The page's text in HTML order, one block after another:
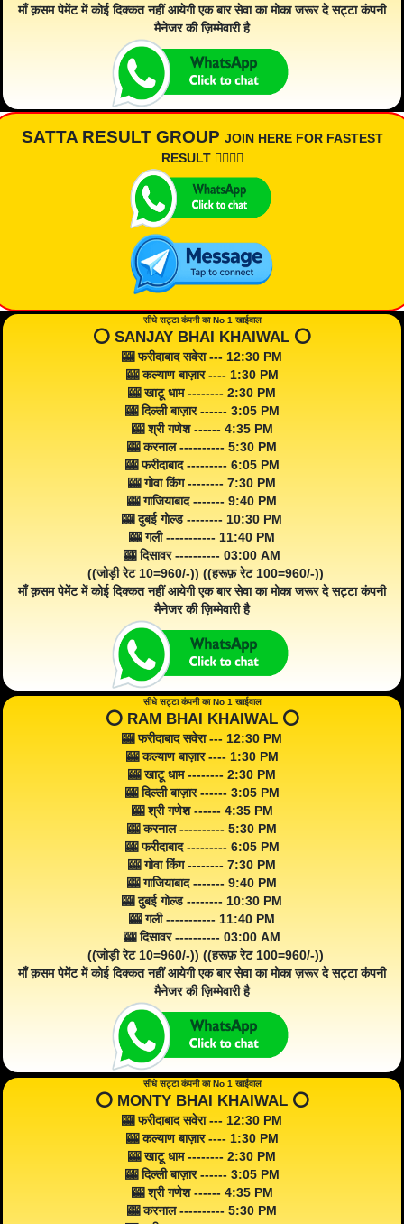
माँ क़सम पेमेंट में कोई दिक्कत नहीं आयेगी एक बार सेवा का मोका जरूर दे सट्टा कंपनी
मैनेजर की ज़िम्मेवारी है
SATTA RESULT GROUP JOIN HERE FOR FASTEST
RESULT 👇🏾👇🏾
सीधे सट्टा कंपनी का No 1 खाईवाल
⭕️ SANJAY BHAI KHAIWAL ⭕️
🎰 फरीदाबाद सवेरा --- 12:30 PM
🎰 कल्याण बाज़ार ---- 1:30 PM
🎰 खाटू धाम -------- 2:30 PM
🎰 दिल्ली बाज़ार ------ 3:05 PM
🎰 श्री गणेश ------ 4:35 PM
🎰 करनाल ---------- 5:30 PM
🎰 फरीदाबाद --------- 6:05 PM
🎰 गोवा किंग -------- 7:30 PM
🎰 गाजियाबाद ------- 9:40 PM
🎰 दुबई गोल्ड -------- 10:30 PM
🎰 गली ----------- 11:40 PM
🎰 दिसावर ---------- 03:00 AM
((जोड़ी रेट 10=960/-)) ((हरूफ़ रेट 100=960/-))
माँ क़सम पेमेंट में कोई दिक्कत नहीं आयेगी एक बार सेवा का मोका जरूर दे सट्टा कंपनी
मैनेजर की ज़िम्मेवारी है
सीधे सट्टा कंपनी का No 1 खाईवाल
⭕️ RAM BHAI KHAIWAL ⭕️
🎰 फरीदाबाद सवेरा --- 12:30 PM
🎰 कल्याण बाज़ार ---- 1:30 PM
🎰 खाटू धाम -------- 2:30 PM
🎰 दिल्ली बाज़ार ------ 3:05 PM
🎰 श्री गणेश ------ 4:35 PM
🎰 करनाल ---------- 5:30 PM
🎰 फरीदाबाद --------- 6:05 PM
🎰 गोवा किंग -------- 7:30 PM
🎰 गाजियाबाद ------- 9:40 PM
🎰 दुबई गोल्ड -------- 10:30 PM
🎰 गली ----------- 11:40 PM
🎰 दिसावर ---------- 03:00 AM
((जोड़ी रेट 10=960/-)) ((हरूफ़ रेट 100=960/-))
माँ क़सम पेमेंट में कोई दिक्कत नहीं आयेगी एक बार सेवा का मोका ज़रूर दे सट्टा कंपनी
मैनेजर की ज़िम्मेवारी है
सीधे सट्टा कंपनी का No 1 खाईवाल
⭕️ MONTY BHAI KHAIWAL ⭕️
🎰 फरीदाबाद सवेरा --- 12:30 PM
🎰 कल्याण बाज़ार ---- 1:30 PM
🎰 खाटू धाम -------- 2:30 PM
🎰 दिल्ली बाज़ार ------ 3:05 PM
🎰 श्री गणेश ------ 4:35 PM
🎰 करनाल ---------- 5:30 PM